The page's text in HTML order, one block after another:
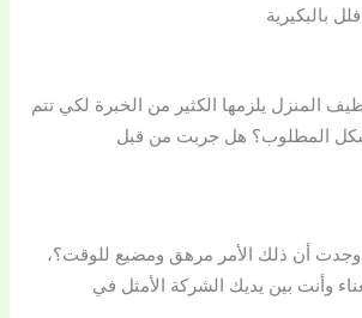
بالبكيرية
المنزل يلزمها الكثير من الخبرة لكي تتم
المطلوب؟ هل جربت من قبل
أن ذلك الأمر مرهق ومضيع للوقت؟،
وأنت بين يديك الشركة الأمثل في